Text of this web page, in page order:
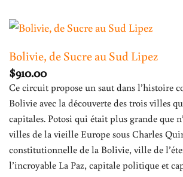
Bolivie, de Sucre au Sud Lipez
$910.00
Ce circuit propose un saut dans l’histoire
Bolivie avec la découverte des trois villes
capitales. Potosi qui était plus grande que
villes de la vieille Europe sous Charles
constitutionnelle de la Bolivie, ville de
l’incroyable La Paz, capitale politique et